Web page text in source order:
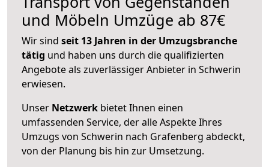
und Möbeln Umzüge ab 87€
Wir sind seit 13 Jahren in der Umzugsbranche
tätig und haben uns durch die qualifizierten
Angebote als zuverlässiger Anbieter in Schwerin
erwiesen.
Unser Netzwerk bietet Ihnen einen
umfassenden Service, der alle Aspekte Ihres
Umzugs von Schwerin nach Grafenberg abdeckt,
von der Planung bis hin zur Umsetzung.